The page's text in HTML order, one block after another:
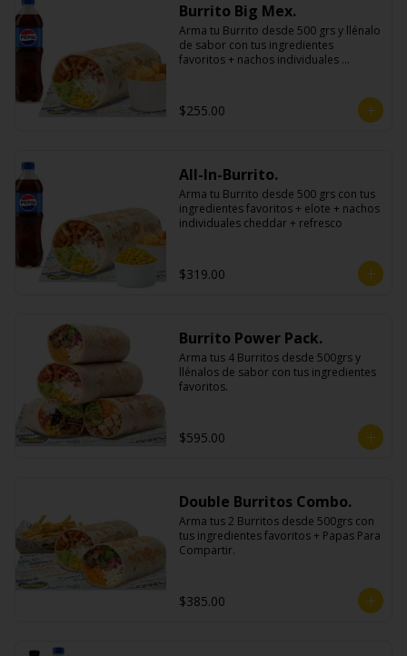
Burrito Big Mex.
Arma tu Burrito desde 500 grs y llénalo
de sabor con tus ingredientes
favoritos + nachos individuales
$255.00
All-In-Burrito.
Arma tu Burrito desde 500 grs con tus
ingredientes favoritos + elote + nachos
individuales cheddar + refresco
$319.00
Burrito Power Pack.
Arma tus 4 Burritos desde 500grs y
llénalos de sabor con tus ingredientes
favoritos.
$595.00
Double Burritos Combo.
Arma tus 2 Burritos desde 500grs con
tus ingredientes favoritos + Papas Para
Compartir.
$385.00